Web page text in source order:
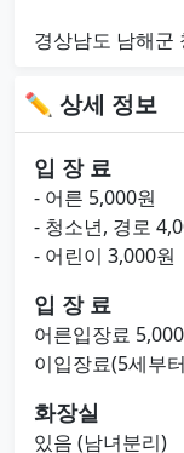
경상남도 남해군
✏ 상세 정보
입 장 료
- 어른 5,000원
- 청소년, 경로
- 어린이 3,000원
입 장 료
어른입장료
이입장료(5세부
화장실
있음 (남녀분리)